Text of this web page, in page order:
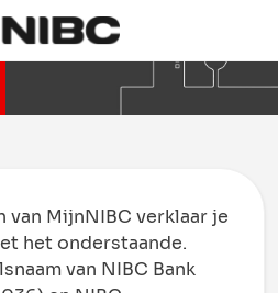
van MijnNIBC verklaar je
het onderstaande.
van NIBC Bank